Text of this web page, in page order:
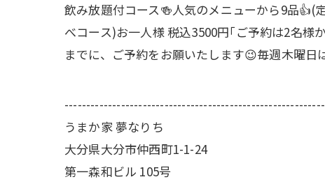
飲み放題付コース🍻人気のメニューから9品👍(
べコース)お一人様 税込3500円｢ご予約は2名様
までに、ご予約をお願いたします😉毎週木曜
うまか家 夢なりち
大分県大分市仲西町1-1-24
第一森和ビル 105号